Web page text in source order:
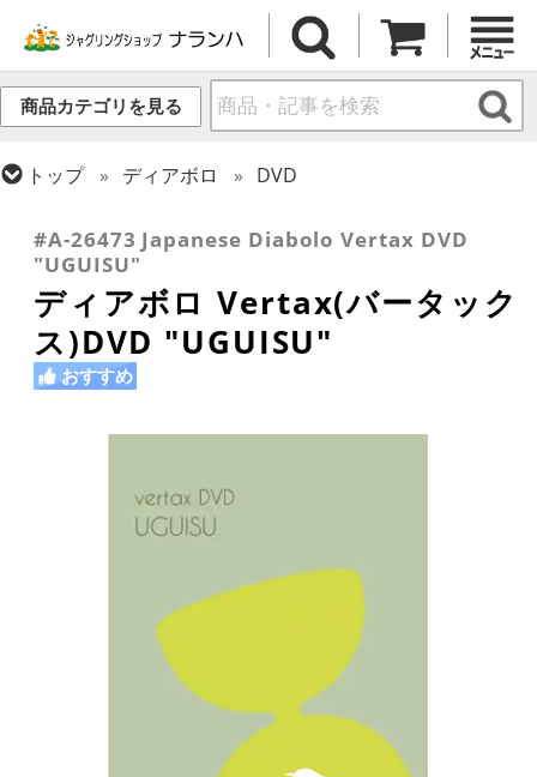
商品カテゴリを見る
トップ ディアボロ
DVD
#A-26473 Japanese Diabolo Vertax DVD
"UGUISU"
ディアボロ Vertax(バータック
ス)DVD "UGUISU"
おすすめ